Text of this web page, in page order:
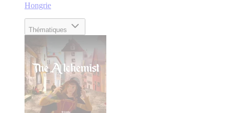
Hongrie
Thématiques